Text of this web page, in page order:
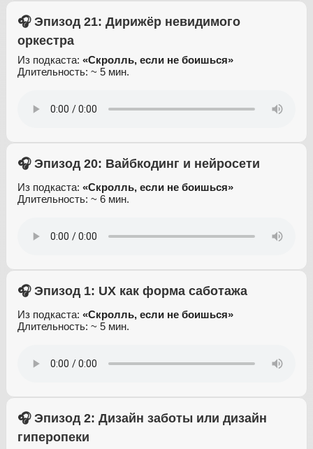
🎧 Эпизод 21: Дирижёр невидимого
оркестра
Из подкаста: «Скролль, если не боишься»
Длительность: ~ 5 мин.
🎧 Эпизод 20: Вайбкодинг и нейросети
Из подкаста: «Скролль, если не боишься»
Длительность: ~ 6 мин.
🎧 Эпизод 1: UX как форма саботажа
Из подкаста: «Скролль, если не боишься»
Длительность: ~ 5 мин.
🎧 Эпизод 2: Дизайн заботы или дизайн
гиперопеки